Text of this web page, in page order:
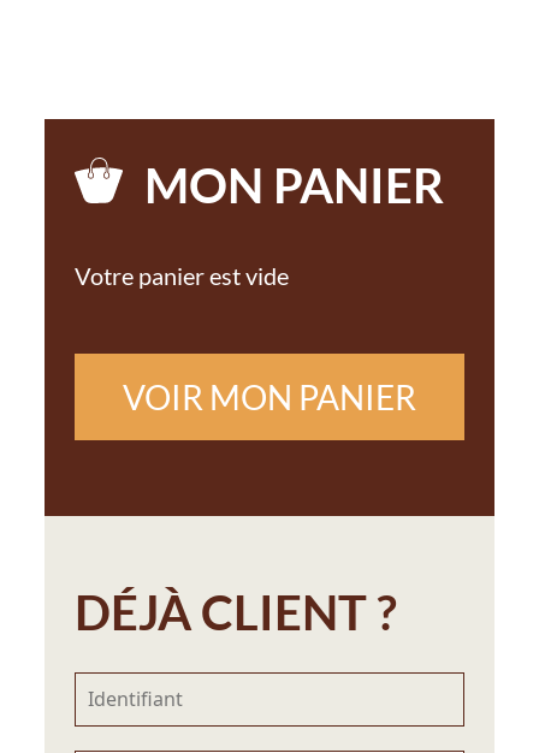
MON PANIER
Votre panier est vide
VOIR MON PANIER
DÉJÀ CLIENT ?